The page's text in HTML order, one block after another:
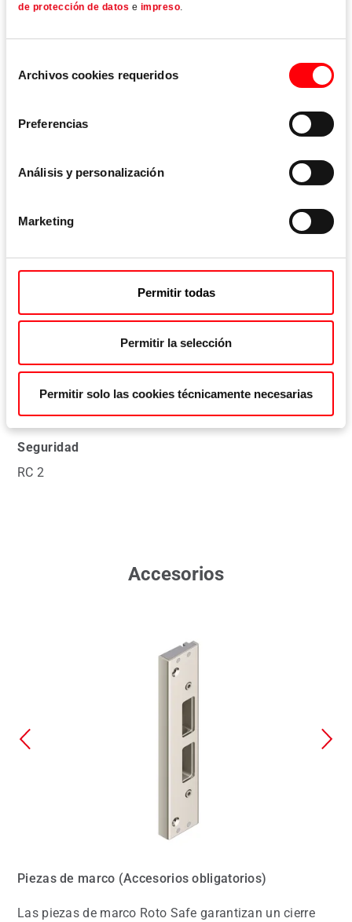
de protección de datos e impreso
deArchivos cookies requeridos
Preferencias
Análisis y personalización
Marketing
Permitir todas
Permitir la selección
Permitir solo las cookies técnicamente necesarias
92 mm
Variantes de pletina
F16/20/24, U6x24
Seguridad
RC 2
Accesorios
Piezas de marco (Accesorios obligatorios)
Las piezas de marco Roto Safe garantizan un cierre